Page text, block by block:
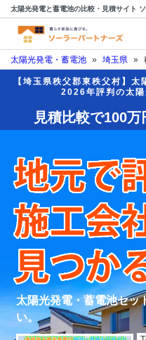
太陽光発電と蓄電池の比較・見積サイト
太陽光発電・蓄電池 » 埼玉県 »
【埼玉県秩父郡東秩父村】
2026年評判の太
見積比較で100
太陽光発電・蓄電池セッ
い。